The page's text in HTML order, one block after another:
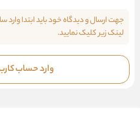
جهت ارسال و دیدگاه خود باید ابتدا
لینک زیر کلیک نمایید.
وارد حساب